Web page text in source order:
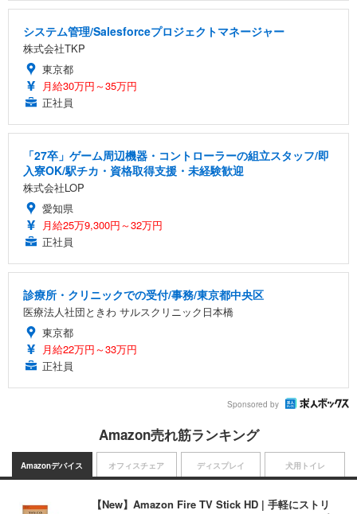
システム管理/Salesforceプロジェクトマネージャー
株式会社TKP
東京都
月給30万円～35万円
正社員
「27卒」ゲーム周辺機器・コントローラーの組立スタッフ/即
入寮OK/駅チカ・資格取得支援・未経験歓迎
株式会社LOP
愛知県
月給25万9,300円～32万円
正社員
診療所・クリニックでの受付/事務/東京都中央区
医療法人社団ときわ サルスクリニック日本橋
東京都
月給22万円～33万円
正社員
Sponsored by
Amazon売れ筋ランキング
Amazonデバイス
【New】Amazon Fire TV Stick HD | 手軽にストリ
オフィスチェア ディスプレイ 犬用トイレ